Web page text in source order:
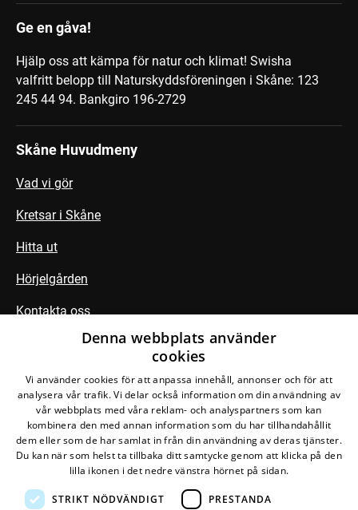
Ge en gåva!
Hjälp oss att kämpa för natur och klimat! Swisha
valfritt belopp till Naturskyddsföreningen i Skåne: 123
245 44 94. Bankgiro 196-2729
Skåne Huvudmeny
Vad vi gör
Kretsar i Skåne
Hitta ut
Hörjelgården
Kontakta oss
Följ din krets
Denna webbplats använder
cookies
Vi använder cookies för att anpassa innehåll, annonser och för att
analysera vår trafik. Vi delar också information om din användning av
vår webbplats med våra reklam- och analyspartners som kan
kombinera den med annan information som du har tillhandahållit
dem eller som de har samlat in från din användning av deras tjänster.
Du kan när som helst ta tillbaka ditt samtycke genom att klicka på den
lilla ikonen i det nedre vänstra hörnet på sidan.
STRIKT NÖDVÄNDIGT PRESTANDA